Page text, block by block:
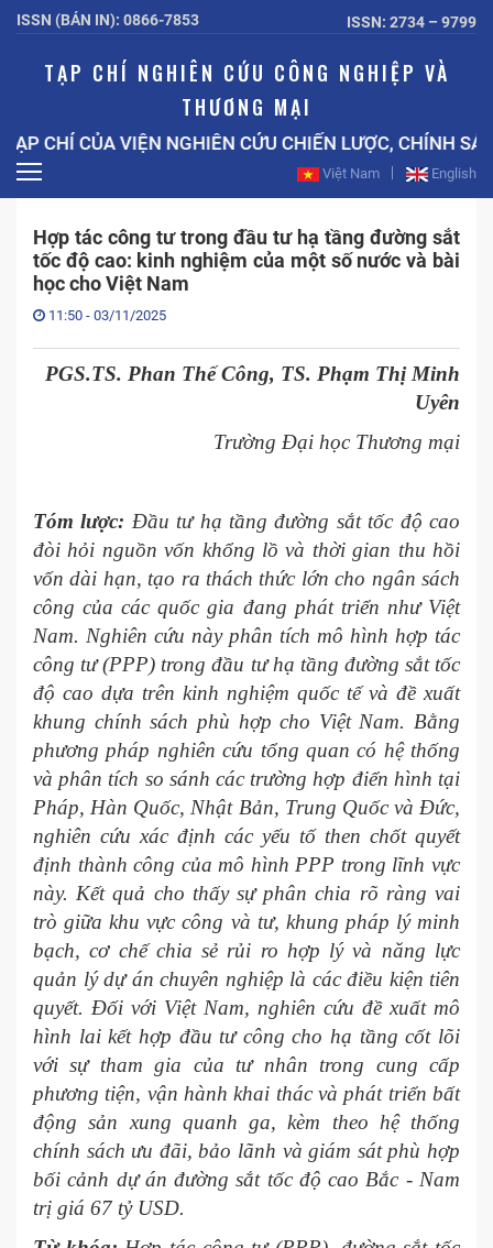
ISSN (BẢN IN): 0866-7853 ISSN: 2734 – 9799
TẠP CHÍ NGHIÊN CỨU CÔNG NGHIỆP VÀ
THƯƠNG MẠI
CHÍ CỦA VIỆN NGHIÊN CỨU CHIẾN LƯỢC, CHÍNH SÁCH
Việt Nam English
Hợp tác công tư trong đầu tư hạ tầng đường sắt
tốc độ cao: kinh nghiệm của một số nước và bài
học cho Việt Nam
11:50 - 03/11/2025
PGS.TS. Phan Thế Công, TS. Phạm Thị Minh
Uyên
Trường Đại học Thương mại
Tóm lược: Đầu tư hạ tầng đường sắt tốc độ cao
đòi hỏi nguồn vốn khổng lồ và thời gian thu hồi
vốn dài hạn, tạo ra thách thức lớn cho ngân sách
công của các quốc gia đang phát triển như Việt
Nam. Nghiên cứu này phân tích mô hình hợp tác
công tư (PPP) trong đầu tư hạ tầng đường sắt tốc
độ cao dựa trên kinh nghiệm quốc tế và đề xuất
khung chính sách phù hợp cho Việt Nam. Bằng
phương pháp nghiên cứu tổng quan có hệ thống
và phân tích so sánh các trường hợp điển hình tại
Pháp, Hàn Quốc, Nhật Bản, Trung Quốc và Đức,
nghiên cứu xác định các yếu tố then chốt quyết
định thành công của mô hình PPP trong lĩnh vực
này. Kết quả cho thấy sự phân chia rõ ràng vai
trò giữa khu vực công và tư, khung pháp lý minh
bạch, cơ chế chia sẻ rủi ro hợp lý và năng lực
quản lý dự án chuyên nghiệp là các điều kiện tiên
quyết. Đối với Việt Nam, nghiên cứu đề xuất mô
hình lai kết hợp đầu tư công cho hạ tầng cốt lõi
với sự tham gia của tư nhân trong cung cấp
phương tiện, vận hành khai thác và phát triển bất
động sản xung quanh ga, kèm theo hệ thống
chính sách ưu đãi, bảo lãnh và giám sát phù hợp
bối cảnh dự án đường sắt tốc độ cao Bắc - Nam
trị giá 67 tỷ USD. ​